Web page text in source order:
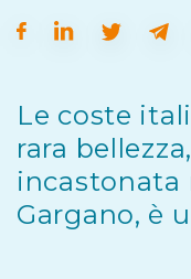
Le coste
rara
incastonata
Gargano, è